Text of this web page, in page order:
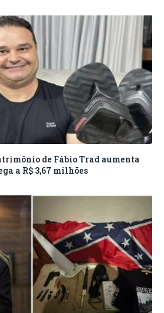
de Fábio Trad aumenta
a R$ 3,67 milhões